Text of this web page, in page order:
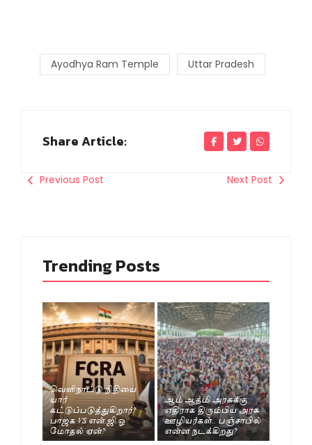
Ayodhya Ram Temple Uttar Pradesh
Share Article:
Previous Post Next Post
Trending Posts
வெளிநாட்டு நிதியை
யார்
கட்டுப்படுத்துகிறார்?
பாஜக VS என்.ஜி.ஓ
மோதல் ஏன்?
ஆம் ஆத்மி அரசுக்கு
எதிராக திரும்பிய அரசு
ஊழியர்கள்.. பஞ்சாபில்
என்ன நடக்கிறது?